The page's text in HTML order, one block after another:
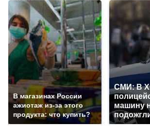
В магазинах России
ажиотаж из-за этого
продукта: что купить?
СМИ: В
машину